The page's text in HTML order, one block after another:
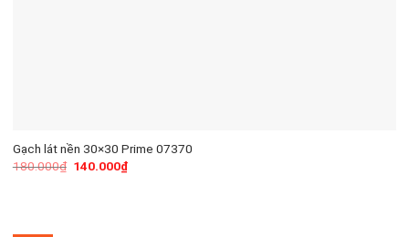
Gạch lát nền 30×30 Prime 07370
180.000₫ 140.000₫